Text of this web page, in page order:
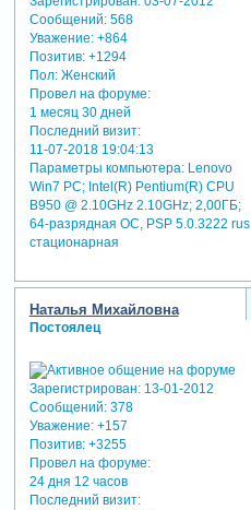
Сообщений:568
Уважение: +864
Позитив: +1294
Пол:Женский
Провел на форуме:
1 месяц 30 дней
Последний визит:
11-07-2018 19:04:13
Параметры компьютера:Lenovo
Win7 PC; Intel(R) Pentium(R) CPU
B950 @ 2.10GHz 2.10GHz; 2,00ГБ;
64-разрядная ОС, PSP 5.0.3222 rus
стационарная
Наталья Михайловна
Постоялец
Зарегистрирован: 13-01-2012
Сообщений:378
Уважение: +157
Позитив: +3255
Провел на форуме:
24 дня 12 часов
Последний визит: